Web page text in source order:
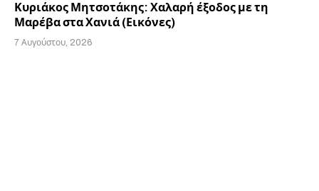
Κυριάκος Μητσοτάκης: Χαλαρή έξοδος με τη
Μαρέβα στα Χανιά (Εικόνες)
7 Αυγούστου, 2026